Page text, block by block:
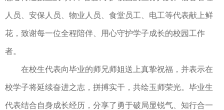
人员、安保人员、物业人员、食堂员工、电工等代表献上鲜
花，致谢每一位全程陪伴、用心守护学子成长的校园工作
者。
在校生代表向毕业的师兄师姐送上真挚祝福，并表示在
校学子将延续奋进之志，拼搏实干，共绘玉师荣光。毕业生
代表结合自身成长经历，分享了勇于破局显锐气、知行合一